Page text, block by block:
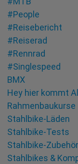
#People
#Reisebericht
#Reiserad
#Rennrad
#Singlespeed
BMX
Hey hier kommt
Rahmenbaukurse
Stahlbike-Läden
Stahlbike-Tests
Stahlbike-Zubehör
Stahlbikes &